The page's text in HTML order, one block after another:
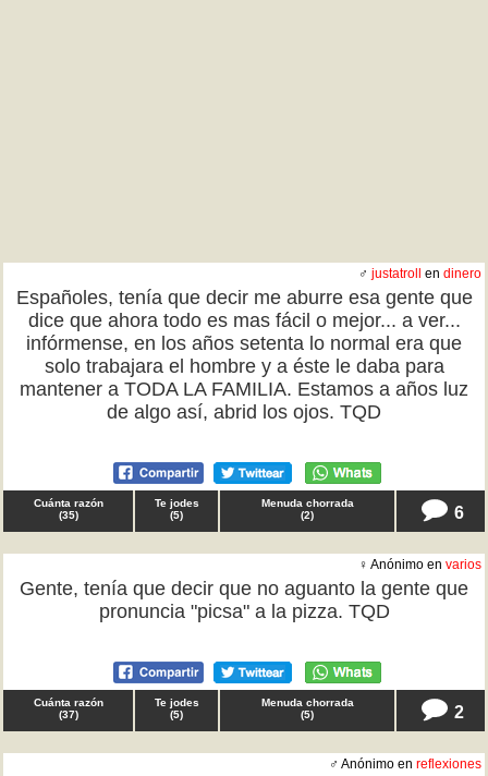
♂ justatroll en dinero
Españoles, tenía que decir me aburre esa gente que
dice que ahora todo es mas fácil o mejor... a ver...
infórmense, en los años setenta lo normal era que
solo trabajara el hombre y a éste le daba para
mantener a TODA LA FAMILIA. Estamos a años luz
de algo así, abrid los ojos. TQD
Cuánta razón
(35)
Te jodes
(5)
Menuda chorrada
(2) 6
♀ Anónimo en varios
Gente, tenía que decir que no aguanto la gente que
pronuncia "picsa" a la pizza. TQD
Cuánta razón
(37)
Te jodes
(5)
Menuda chorrada
(5) 2
♂ Anónimo en reflexiones